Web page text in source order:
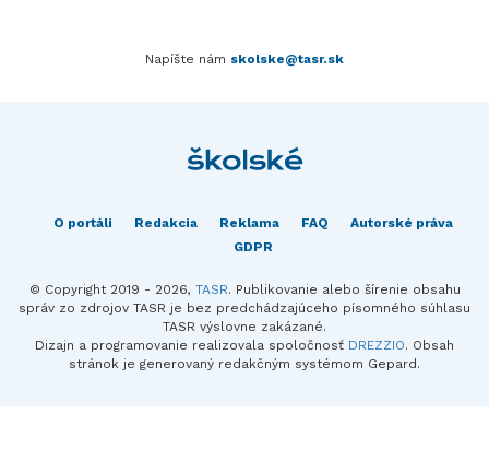
Napíšte nám skolske@tasr.sk
O portáli Redakcia Reklama FAQ
Autorské práva
GDPR
© Copyright 2019 - 2026, TASR. Publikovanie alebo šírenie obsahu
správ zo zdrojov TASR je bez predchádzajúceho písomného súhlasu
TASR výslovne zakázané.
Dizajn a programovanie realizovala spoločnosť DREZZIO. Obsah
stránok je generovaný redakčným systémom Gepard.